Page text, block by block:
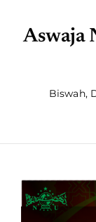
Aswaja
Biswah,